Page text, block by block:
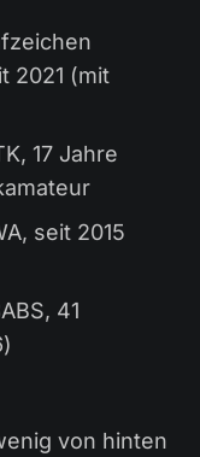
2021 (mit
17 Jahre
seit 2015
41
von hinten